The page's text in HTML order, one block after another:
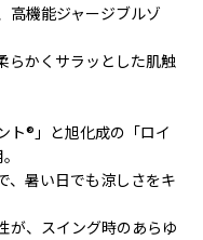
高機能ジャージブルゾ
らかくサラッとした肌触
ト®」と旭化成の「ロイ
、暑い日でも涼しさをキ
が、スイング時のあらゆ